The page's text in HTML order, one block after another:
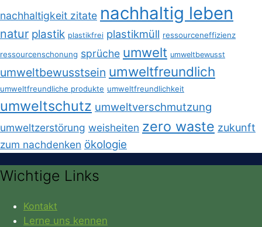
nachhaltigkeit zitate nachhaltig leben
natur plastik plastikfrei plastikmüll ressourceneffizienz
ressourcenschonung sprüche umwelt umweltbewusst
umweltbewusstsein umweltfreundlich
umweltfreundliche produkte umweltfreundlichkeit
umweltschutz umweltverschmutzung
umweltzerstörung weisheiten zero waste zukunft
zum nachdenken ökologie
Wichtige Links
Kontakt
Lerne uns kennen